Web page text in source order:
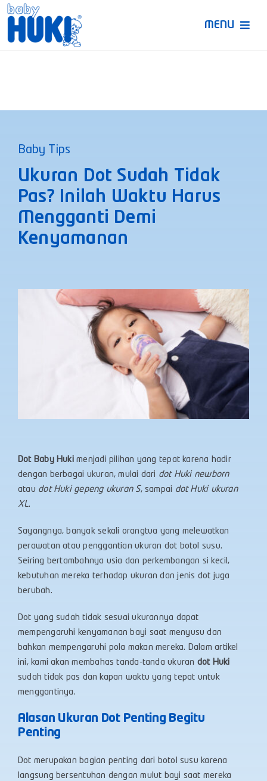
Skip
content
MENU
Baby Tips
Ukuran Dot Sudah Tidak
Pas? Inilah Waktu Harus
Mengganti Demi
Kenyamanan
Dot BabyHukimenjadi pilihan yang tepat karena hadir
dengan berbagai ukuran, mulai dari dot Huki newborn
atau dot Huki gepeng ukuran S, sampai dot Huki ukuran
XL.
Sayangnya, banyak sekali orangtua yang melewatkan
perawatan atau penggantian ukuran dot botol susu.
Seiring bertambahnya usia dan perkembangan si kecil,
kebutuhan mereka terhadap ukuran dan jenis dot juga
berubah.
Dot yang sudah tidak sesuai ukurannya dapat
mempengaruhi kenyamanan bayi saat menyusu dan
bahkan mempengaruhi pola makan mereka. Dalam artikel
ini, kami akan membahas tanda-tanda ukuran dot Huki
sudah tidak pas dan kapan waktu yang tepat untuk
menggantinya.
Alasan Ukuran Dot Penting Begitu
Penting
Dot merupakan bagian penting dari botol susu karena
langsung bersentuhan dengan mulut bayi saat mereka